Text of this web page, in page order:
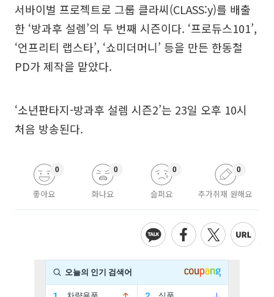
서바이벌 프로젝트로 그룹 클라씨(CLASS:y)를 배출
한 ‘방과후 설렘’의 두 번째 시즌이다. ‘프로듀스101’,
‘언프리티 랩스타’, ‘쇼미더머니’ 등을 만든 한동철
PD가 제작을 맡았다.
‘소년판타지-방과후 설렘 시즌2’는 23일 오후 10시
처음 방송된다.
좋아요
0
화나요
0
슬퍼요
0
추가취재 원해요
0